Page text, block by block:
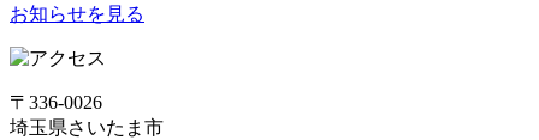
お知らせを見る
〒336-0026
埼玉県さいたま市